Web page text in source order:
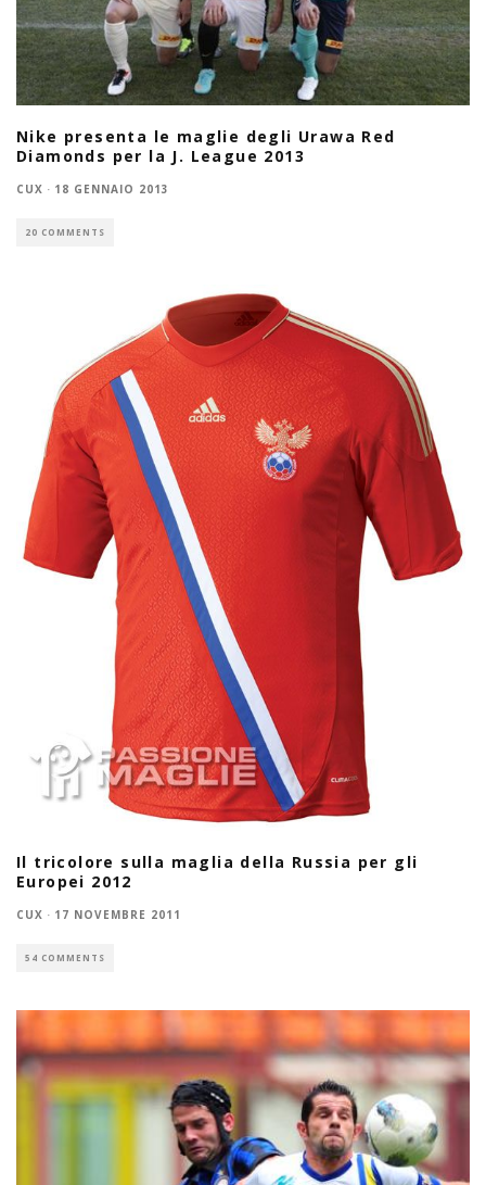
Nike presenta le maglie degli Urawa Red
Diamonds per la J. League 2013
CUX · 18 GENNAIO 2013
20 COMMENTS
Il tricolore sulla maglia della Russia per gli
Europei 2012
CUX · 17 NOVEMBRE 2011
54 COMMENTS